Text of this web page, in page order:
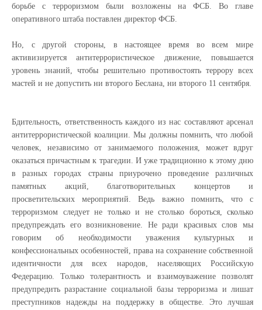
борьбе с терроризмом были возложены на ФСБ. Во главе
оперативного штаба поставлен директор ФСБ.
Но, с другой стороны, в настоящее время во всем мире
активизируется антитеррористическое движение, повышается
уровень знаний, чтобы решительно противостоять террору всех
мастей и не допустить ни второго Беслана, ни второго 11 сентября.
Бдительность, ответственность каждого из нас составляют арсенал
антитеррористической коалиции. Мы должны помнить, что любой
человек, независимо от занимаемого положения, может вдруг
оказаться причастным к трагедии. И уже традиционно к этому дню
в разных городах страны приурочено проведение различных
памятных акций, благотворительных концертов и
просветительских мероприятий. Ведь важно помнить, что с
терроризмом следует не только и не столько бороться, сколько
предупреждать его возникновение. Не ради красивых слов мы
говорим об необходимости уважения культурных и
конфессиональных особенностей, права на сохранение собственной
идентичности для всех народов, населяющих Российскую
Федерацию. Только толерантность и взаимоуважение позволят
предупредить разрастание социальной базы терроризма и лишат
преступников надежды на поддержку в обществе. Это лучшая